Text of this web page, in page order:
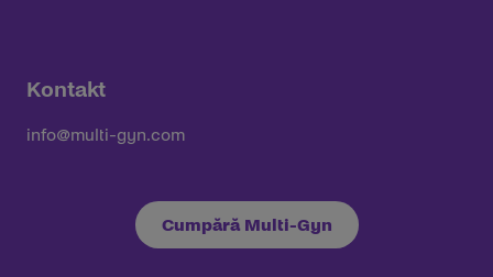
Kontakt
info@multi-gyn.com
Cumpără Multi-Gyn